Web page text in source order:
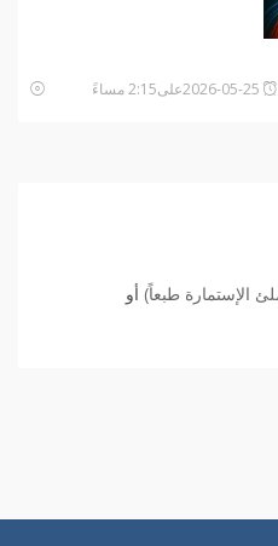
الإستمارة طبعاً) أو